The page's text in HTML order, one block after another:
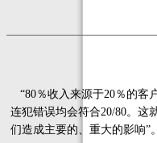
“80％收入来源于20％的客
连犯错误均会符合20/80。这
们造成主要的、重大的影响”。